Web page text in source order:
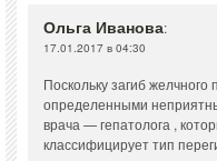
Ольга Иванова:
17.01.2017 в 04:30
Поскольку загиб
определенными
врача — гепатолога ,
классифицирует тип